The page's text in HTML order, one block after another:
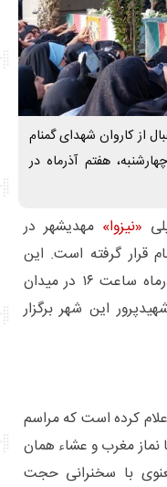
از کاروان شهدای گمنام
هفتم آذرماه در
«نیزوا» مهدیشهر در
قرار گرفته است. این
مراسم باشکوه روز چهارشنبه، هفتم آذرماه ساعت ۱۶ در میدان
این شهر برگزار
کرده است که مراسم
نماز مغرب و عشاء همان
با سخنرانی حجت